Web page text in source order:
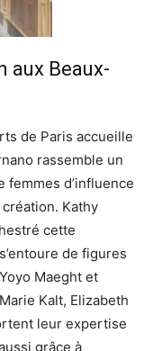
aux Beaux-
de Paris accueille
rassemble un
femmes d’influence
Kathy
cette
de figures
Maeght et
Kalt, Elizabeth
leur expertise
grâce à